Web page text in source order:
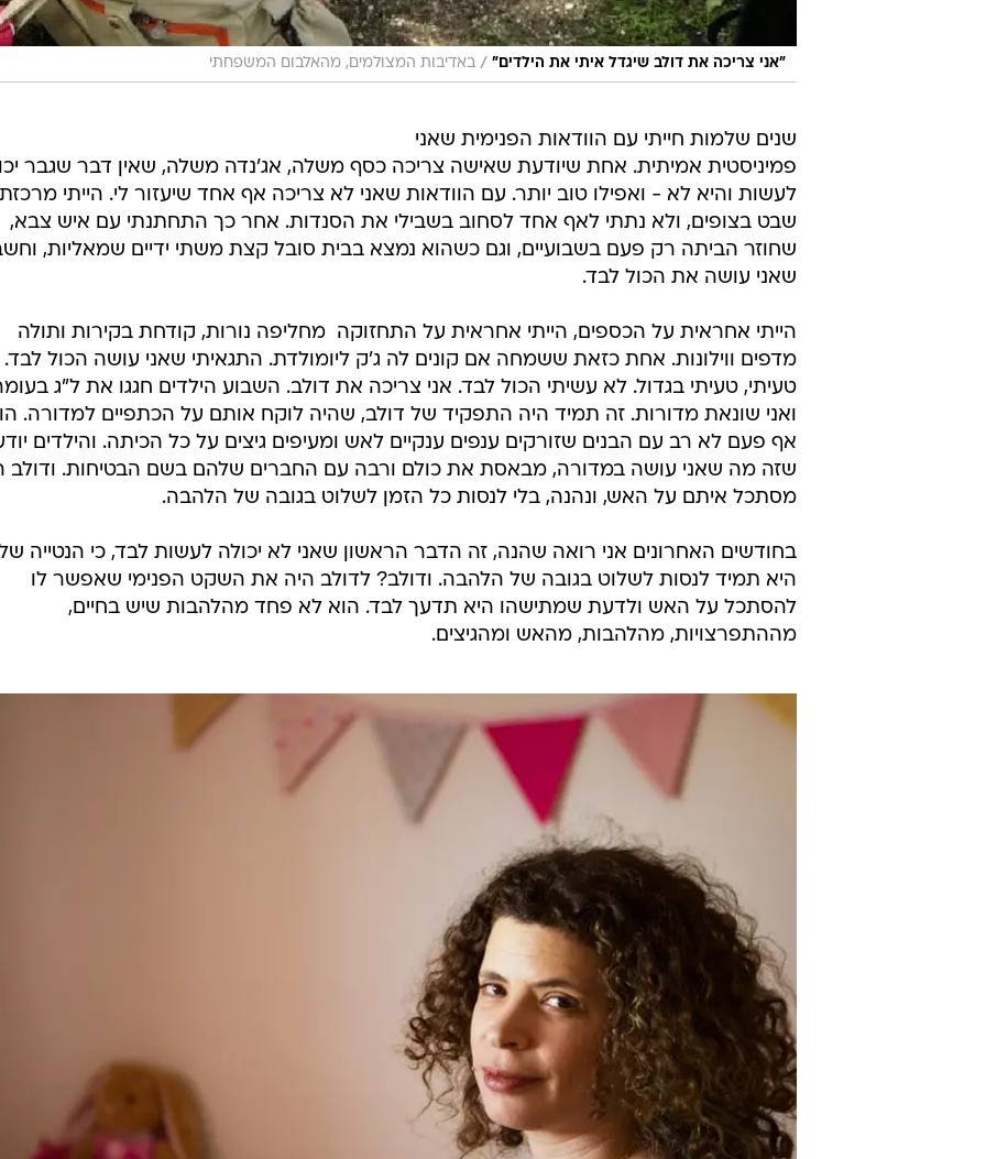
"אני צריכה את דולב שיגדל איתי את הילדים" / באדיבות המצולמים, מהאלבום המשפחתי
שנים שלמות חייתי עם הוודאות הפנימית שאני
פמיניסטית אמיתית. אחת שיודעת שאישה צריכה כסף משלה, אג'נדה משלה, שאין דבר שגבר
לעשות והיא לא - ואפילו טוב יותר. עם הוודאות שאני לא צריכה אף אחד שיעזור לי. הייתי מרכזת
שבט בצופים, ולא נתתי לאף אחד לסחוב בשבילי את הסנדות. אחר כך התחתנתי עם איש צבא,
שחוזר הביתה רק פעם בשבועיים, וגם כשהוא נמצא בבית סובל קצת משתי ידיים שמאליות,
שאני עושה את הכול לבד.
הייתי אחראית על הכספים, הייתי אחראית על התחזוקה  מחליפה נורות, קודחת בקירות ותולה
מדפים ווילונות. אחת כזאת ששמחה אם קונים לה ג'ק ליומולדת. התגאיתי שאני עושה הכול לבד.
טעיתי, טעיתי בגדול. לא עשיתי הכול לבד. אני צריכה את דולב. השבוע הילדים חגגו את ל"ג
ואני שונאת מדורות. זה תמיד היה התפקיד של דולב, שהיה לוקח אותם על הכתפיים למדורה.
אף פעם לא רב עם הבנים שזורקים ענפים ענקיים לאש ומעיפים גיצים על כל הכיתה. והילדים
שזה מה שאני עושה במדורה, מבאסת את כולם ורבה עם החברים שלהם בשם הבטיחות. ודולב
מסתכל איתם על האש, ונהנה, בלי לנסות כל הזמן לשלוט בגובה של הלהבה.
בחודשים האחרונים אני רואה שהנה, זה הדבר הראשון שאני לא יכולה לעשות לבד, כי הנטייה
היא תמיד לנסות לשלוט בגובה של הלהבה. ודולב? לדולב היה את השקט הפנימי שאפשר לו
להסתכל על האש ולדעת שמתישהו היא תדעך לבד. הוא לא פחד מהלהבות שיש בחיים,
מההתפרצויות, מהלהבות, מהאש ומהגיצים.